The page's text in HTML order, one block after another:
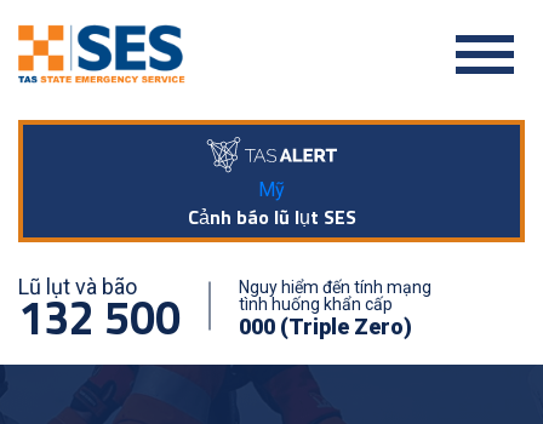
Mỹ
Cảnh báo lũ lụt SES
Lũ lụt và bão
132 500
Nguy hiểm đến tính mạng
tình huống khẩn cấp
000 (Triple Zero)